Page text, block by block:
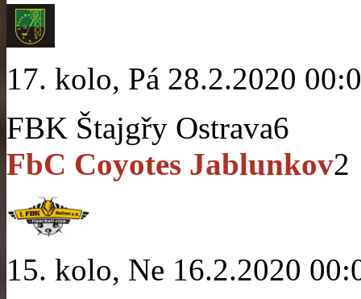
17. kolo, Pá 28.2.2020
FBK Štajgřy Ostrava6
FbC Coyotes Jablunkov2
15. kolo, Ne 16.2.2020